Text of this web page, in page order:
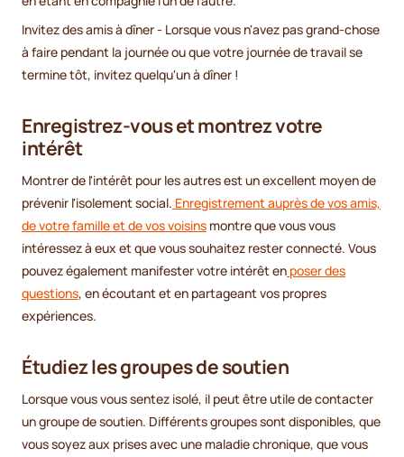
Invitez des amis à dîner - Lorsque vous n'avez pas grand-chose
à faire pendant la journée ou que votre journée de travail se
termine tôt, invitez quelqu'un à dîner !
Enregistrez-vous et montrez votre
intérêt
Montrer de l'intérêt pour les autres est un excellent moyen de
prévenir l'isolement social. Enregistrement auprès de vos amis,
de votre famille et de vos voisins montre que vous vous
intéressez à eux et que vous souhaitez rester connecté. Vous
pouvez également manifester votre intérêt en poser des
questions, en écoutant et en partageant vos propres
expériences.
Étudiez les groupes de soutien
Lorsque vous vous sentez isolé, il peut être utile de contacter
un groupe de soutien. Différents groupes sont disponibles, que
vous soyez aux prises avec une maladie chronique, que vous